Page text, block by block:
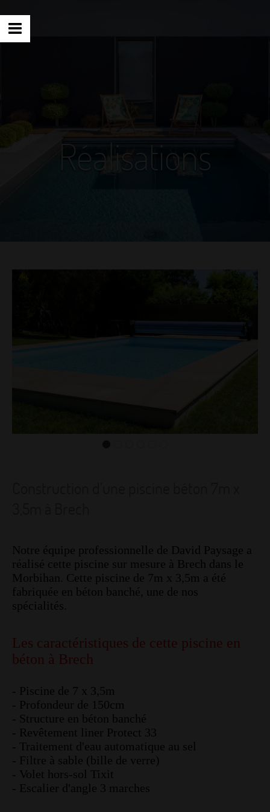
Réalisations
Notre équipe professionnelle de David Paysage a
réalisé cette piscine sur mesure à Brech dans le
Morbihan. Cette piscine de 7m x 3,5m a été
fabriquée en béton banché, une de nos
spécialités.
Les caractéristiques de cette piscine en
béton à Brech
- Piscine de 7 x 3,5m
- Profondeur de 150cm
- Structure en béton banché
- Revêtement liner Protect 33
- Traitement d'eau automatique au sel
- Filtre à sable (bille de verre)
- Volet hors-sol Tixit
- Escalier d'angle 3 marches